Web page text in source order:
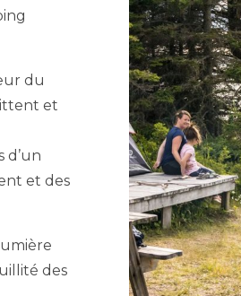
du
et
d’un
et des
des